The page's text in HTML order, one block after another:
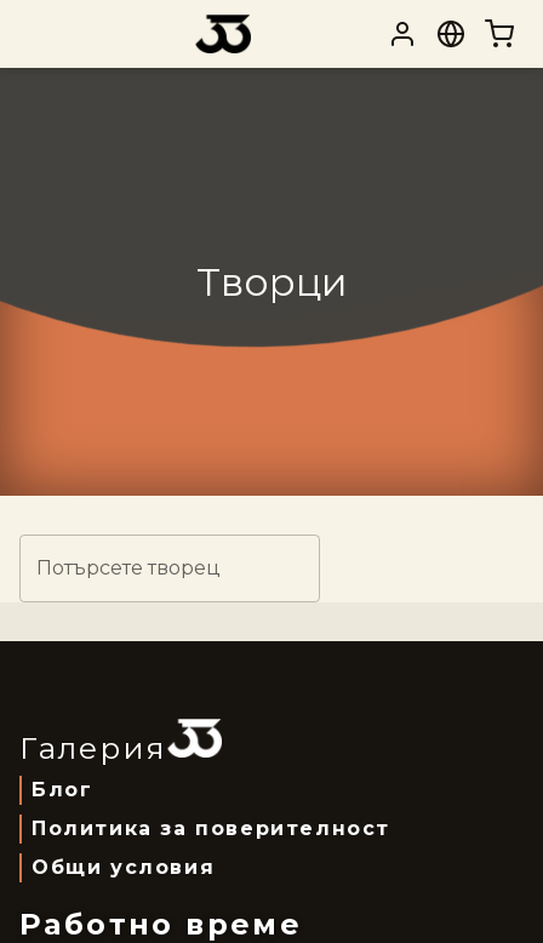
Творци
Потърсете творец
Галерия
Блог
Политика за поверителност
Общи условия
Работно време